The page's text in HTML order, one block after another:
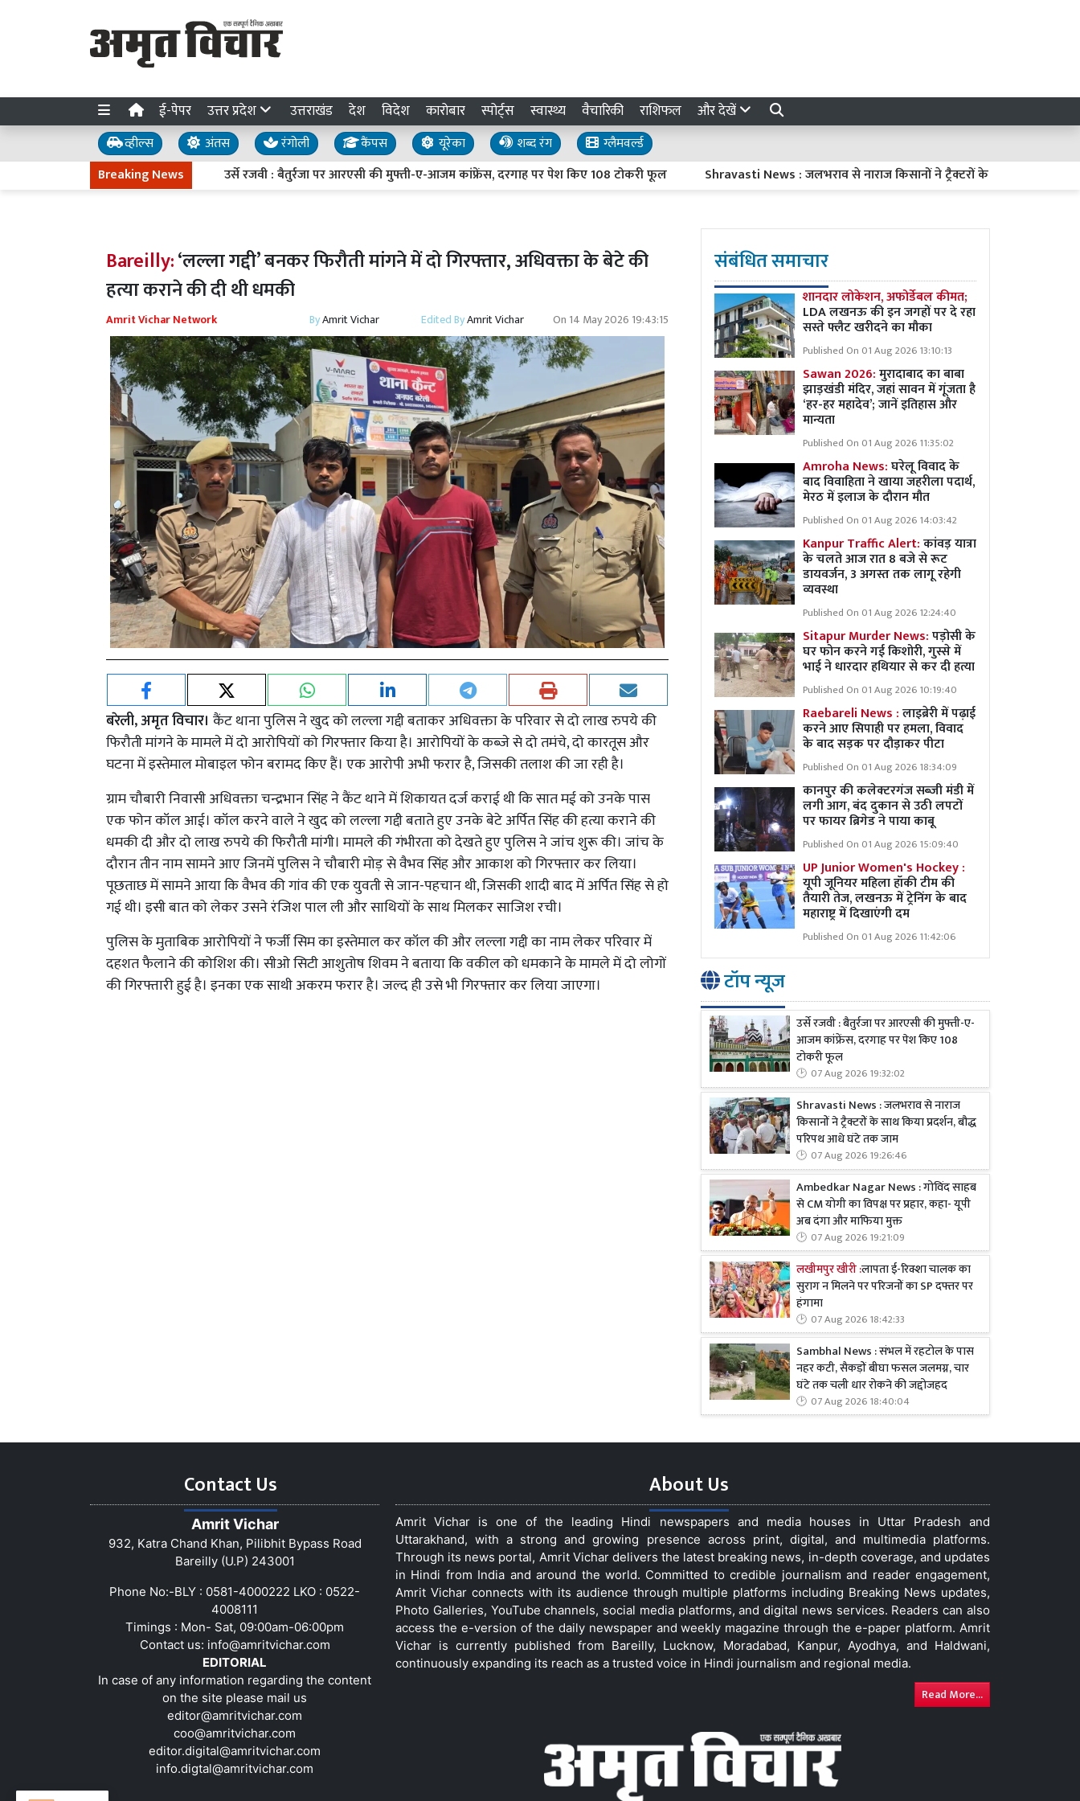
ई-पेपर उत्तर प्रदेश उत्तराखंड देश विदेश कारोबार स्पोर्ट्स स्वास्थ्य वैचारिकी राशिफल और देखें
व्हील्स अंतस रंगोली कैंपस यूरेका शब्द रंग
ग्लैमवर्ल्ड
Breaking News
उर्से रजवी : बैतुर्रजा पर आरएसी की मुफ्ती-ए-आजम कांफ्रेंस, दरगाह पर पेश किए 108 टोकरी फूल Shravasti News : जलभराव से नाराज किसानों ने ट्रैक्टरों के साथ किया प्रदर्शन,
Bareilly:‘लल्ला गद्दी’ बनकर फिरौती मांगने में दो गिरफ्तार, अधिवक्ता के बेटे की
हत्या कराने की दी थी धमकी
Amrit Vichar Network ByAmrit Vichar Edited ByAmrit Vichar On 14 May 2026 19:43:15
बरेली, अमृत विचार। कैंट थाना पुलिस ने खुद को लल्ला गद्दी बताकर अधिवक्ता के परिवार से दो लाख रुपये की
फिरौती मांगने के मामले में दो आरोपियों को गिरफ्तार किया है। आरोपियों के कब्जे से दो तमंचे, दो कारतूस और
घटना में इस्तेमाल मोबाइल फोन बरामद किए हैं। एक आरोपी अभी फरार है, जिसकी तलाश की जा रही है।
ग्राम चौबारी निवासी अधिवक्ता चन्द्रभान सिंह ने कैंट थाने में शिकायत दर्ज कराई थी कि सात मई को उनके पास
एक फोन कॉल आई। कॉल करने वाले ने खुद को लल्ला गद्दी बताते हुए उनके बेटे अर्पित सिंह की हत्या कराने की
धमकी दी और दो लाख रुपये की फिरौती मांगी। मामले की गंभीरता को देखते हुए पुलिस ने जांच शुरू की। जांच के
दौरान तीन नाम सामने आए जिनमें पुलिस ने चौबारी मोड़ से वैभव सिंह और आकाश को गिरफ्तार कर लिया।
पूछताछ में सामने आया कि वैभव की गांव की एक युवती से जान-पहचान थी, जिसकी शादी बाद में अर्पित सिंह से हो
गई थी। इसी बात को लेकर उसने रंजिश पाल ली और साथियों के साथ मिलकर साजिश रची।
पुलिस के मुताबिक आरोपियों ने फर्जी सिम का इस्तेमाल कर कॉल की और लल्ला गद्दी का नाम लेकर परिवार में
दहशत फैलाने की कोशिश की। सीओ सिटी आशुतोष शिवम ने बताया कि वकील को धमकाने के मामले में दो लोगों
की गिरफ्तारी हुई है। इनका एक साथी अकरम फरार है। जल्द ही उसे भी गिरफ्तार कर लिया जाएगा।
संबंधित समाचार
शानदार लोकेशन, अफोर्डेबल कीमत;
LDA लखनऊ की इन जगहों पर दे रहा
सस्ते फ्लैट खरीदने का मौका
Published On 01 Aug 2026 13:10:13
Sawan 2026:मुरादाबाद का बाबा
झाड़खंडी मंदिर, जहां सावन में गूंजता है
‘हर-हर महादेव’; जानें इतिहास और
मान्यता
Published On 01 Aug 2026 11:35:02
Amroha News:घरेलू विवाद के
बाद विवाहिता ने खाया जहरीला पदार्थ,
मेरठ में इलाज के दौरान मौत
Published On 01 Aug 2026 14:03:42
Kanpur Traffic Alert:कांवड़ यात्रा
के चलते आज रात 8 बजे से रूट
डायवर्जन, 3 अगस्त तक लागू रहेगी
व्यवस्था
Published On 01 Aug 2026 12:24:40
Sitapur Murder News:पड़ोसी के
घर फोन करने गई किशोरी, गुस्से में
भाई ने धारदार हथियार से कर दी हत्या
Published On 01 Aug 2026 10:19:40
Raebareli News :लाइब्रेरी में पढ़ाई
करने आए सिपाही पर हमला, विवाद
के बाद सड़क पर दौड़ाकर पीटा
Published On 01 Aug 2026 18:34:09
कानपुर की कलेक्टरगंज सब्जी मंडी में
लगी आग, बंद दुकान से उठी लपटों
पर फायर ब्रिगेड ने पाया काबू
Published On 01 Aug 2026 15:09:40
UP Junior Women's Hockey :
यूपी जूनियर महिला हॉकी टीम की
तैयारी तेज, लखनऊ में ट्रेनिंग के बाद
महाराष्ट्र में दिखाएंगी दम
Published On 01 Aug 2026 11:42:06
टॉप न्यूज
उर्से रजवी : बैतुर्रजा पर आरएसी की मुफ्ती-ए-
आजम कांफ्रेंस, दरगाह पर पेश किए 108
टोकरी फूल
07 Aug 2026 19:32:02
Shravasti News : जलभराव से नाराज
किसानों ने ट्रैक्टरों के साथ किया प्रदर्शन, बौद्ध
परिपथ आधे घंटे तक जाम
07 Aug 2026 19:26:46
Ambedkar Nagar News : गोविंद साहब
से CM योगी का विपक्ष पर प्रहार, कहा- यूपी
अब दंगा और माफिया मुक्त
07 Aug 2026 19:21:09
लखीमपुर खीरी :लापता ई-रिक्शा चालक का
सुराग न मिलने पर परिजनों का SP दफ्तर पर
हंगामा
07 Aug 2026 18:42:33
Sambhal News : संभल में रहटोल के पास
नहर कटी, सैकड़ों बीघा फसल जलमग्न, चार
घंटे तक चली धार रोकने की जद्दोजहद
07 Aug 2026 18:40:04
Contact Us
Amrit Vichar
932, Katra Chand Khan, Pilibhit Bypass Road
Bareilly (U.P) 243001
Phone No:-BLY : 0581-4000222 LKO : 0522-
4008111
Timings : Mon- Sat, 09:00am-06:00pm
Contact us: info@amritvichar.com
EDITORIAL
In case of any information regarding the content
on the site please mail us
editor@amritvichar.com
coo@amritvichar.com
editor.digital@amritvichar.com
info.digtal@amritvichar.com
About Us
Amrit Vichar is one of the leading Hindi newspapers and media houses in Uttar Pradesh and
Uttarakhand, with a strong and growing presence across print, digital, and multimedia platforms.
Through its news portal, Amrit Vichar delivers the latest breaking news, in-depth coverage, and updates
in Hindi from India and around the world. Committed to credible journalism and reader engagement,
Amrit Vichar connects with its audience through multiple platforms including Breaking News updates,
Photo Galleries, YouTube channels, social media platforms, and digital news services. Readers can also
access the e-version of the daily newspaper and weekly magazine through the e-paper platform. Amrit
Vichar is currently published from Bareilly, Lucknow, Moradabad, Kanpur, Ayodhya, and Haldwani,
continuously expanding its reach as a trusted voice in Hindi journalism and regional media.
Read More...